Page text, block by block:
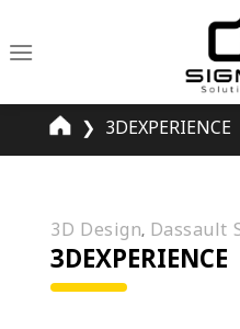
to
content
❯ 3DEXPERIENCE
3D Design, Dassault
3DEXPERIENCE